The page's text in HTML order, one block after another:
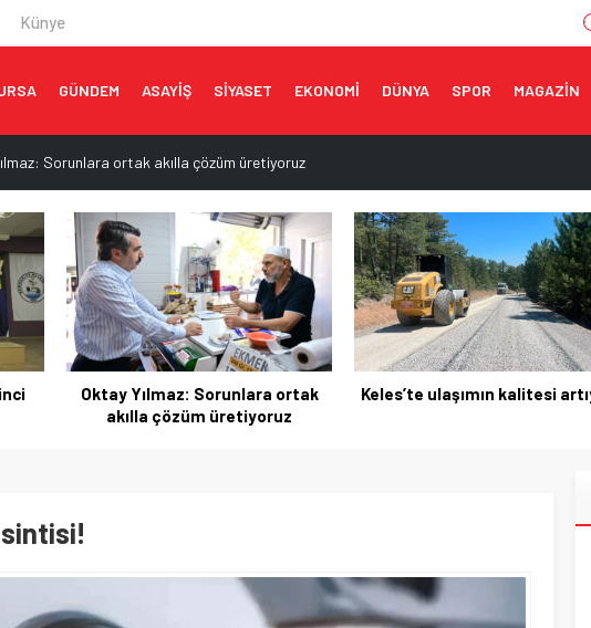
Künye
GÜNDEM ASAYİŞ SİYASET EKONOMİ DÜNYA SPOR MAGAZİN
Sorunlara ortak akılla çözüm üretiyoruz
İngiltere’de yeniden açılıyor
Boğazı açıklaması
Boğazı çok yakında açılacak
çifte kupa sevinci
Keles’te ulaşımın kalitesi artıyor
İnegöl’ün yeni cazibe